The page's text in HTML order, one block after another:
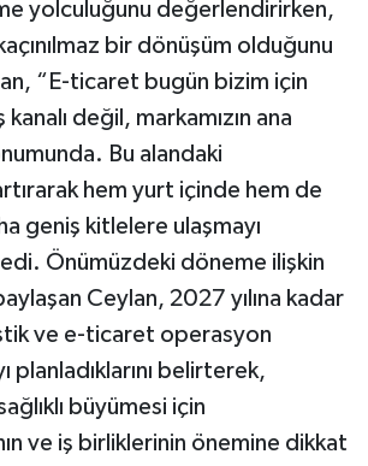
yolculuğunu değerlendirirken,
bir dönüşüm olduğunu
“E-ticaret bugün bizim için
değil, markamızın ana
Bu alandaki
artırarak hem yurt içinde hem de
geniş kitlelere ulaşmayı
Önümüzdeki döneme ilişkin
Ceylan, 2027 yılına kadar
ve e-ticaret operasyon
planladıklarını belirterek,
büyümesi için
ve iş birliklerinin önemine dikkat